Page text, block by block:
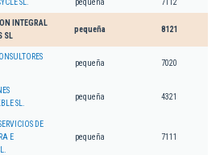
SL. pequeña 7112
INTEGRAL
SL
pequeña 8121
pequeña 7020
SL.
pequeña 4321
DE
E
pequeña 7111